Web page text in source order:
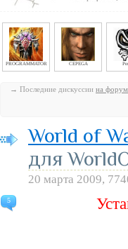
PROGRAMMATOR CEPEGA
→ Последние дискуссии на
5
World of
для
20 марта 2009,